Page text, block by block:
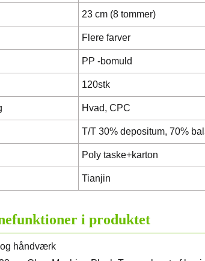
23 cm (8 tommer)
Flere farver
PP -bomuld
120stk
Hvad, CPC
T/T 30% depositum, 70%
Poly taske+karton
Tianjin
i produktet
håndværk